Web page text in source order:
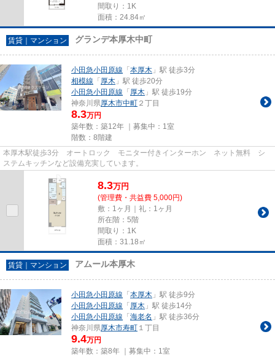
間取り：1K
面積：24.84㎡
賃貸｜マンション グランデ本厚木中町
小田急小田原線 「本厚木 」駅 徒歩3分
相模線 「厚木 」駅 徒歩20分
小田急小田原線 「厚木 」駅 徒歩19分
神奈川県厚木市中町 ２丁目
8.3万円
築年数：築12年 ｜募集中： 1室
階数：8階建
本厚木駅徒歩3分 オートロック モニター付きインターホン ネット無料 シ
ステムキッチンなど設備充実しています。
8.3万円
(管理費・共益費 5,000円)
敷：1ヶ月｜礼：1ヶ月
所在階：5階
間取り：1K
面積：31.18㎡
賃貸｜マンション アムール本厚木
小田急小田原線 「本厚木 」駅 徒歩9分
小田急小田原線 「厚木 」駅 徒歩14分
小田急小田原線 「海老名 」駅 徒歩36分
神奈川県厚木市寿町 １丁目
9.4万円
築年数：築8年 ｜募集中： 1室